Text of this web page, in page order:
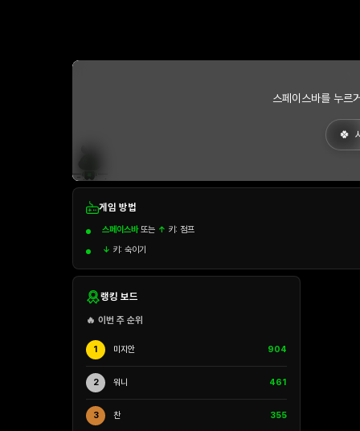
스페이스바를 누르
게임 방법
스페이스바또는 ↑ 키: 점프
↓ 키: 숙이기
랭킹 보드
🔥 이번 주 순위
1 미지안 904
2 워니 461
3 찬 355